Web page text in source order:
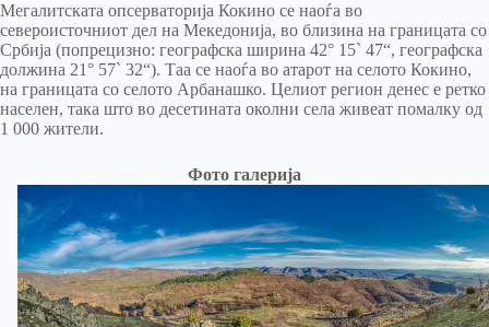
Мегалитската опсерваторија Кокино се наоѓа во
североисточниот дел на Мекедонија, во близина на границата со
Србија (попрецизно: географска ширина 42° 15` 47“, географска
должина 21° 57` 32“). Таа се наоѓа во атарот на селото Кокино,
на границата со селото Арбанашко. Целиот регион денес е ретко
населен, така што во десетината околни села живеат помалку од
1 000 жители.
Фото галерија